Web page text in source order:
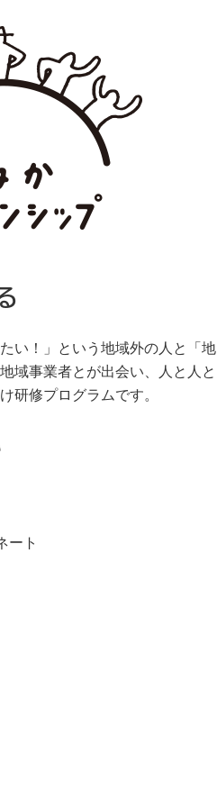
い！」という地域外の人と「地
域事業者とが出会い、人と人と
研修プログラムです。
ート